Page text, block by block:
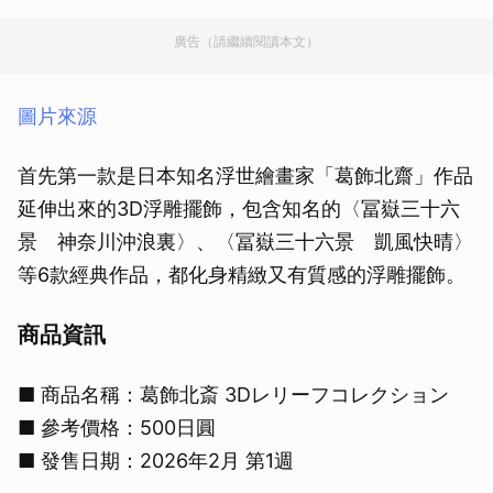
廣告（請繼續閱讀本文）
圖片來源
首先第一款是日本知名浮世繪畫家「葛飾北齋」作品
延伸出來的3D浮雕擺飾，包含知名的〈冨嶽三十六
景 神奈川沖浪裏〉、〈冨嶽三十六景 凱風快晴〉
等6款經典作品，都化身精緻又有質感的浮雕擺飾。
商品資訊
■ 商品名稱：葛飾北斎 3Dレリーフコレクション
■ 參考價格：500日圓
■ 發售日期：2026年2月 第1週